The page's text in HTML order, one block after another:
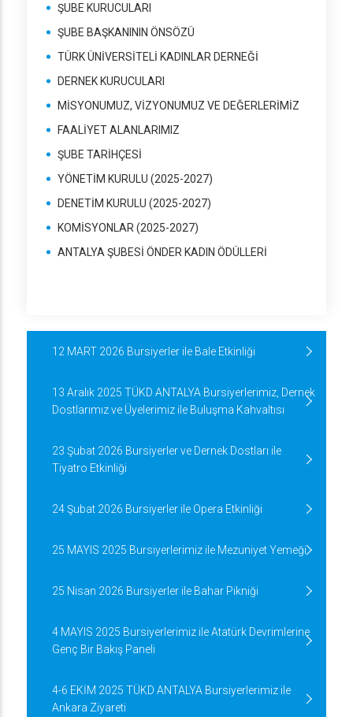
ŞUBE KURUCULARI
ŞUBE BAŞKANININ ÖNSÖZÜ
TÜRK ÜNİVERSİTELİ KADINLAR DERNEĞİ
DERNEK KURUCULARI
MİSYONUMUZ, VİZYONUMUZ VE DEĞERLERİMİZ
FAALİYET ALANLARIMIZ
ŞUBE TARİHÇESİ
YÖNETİM KURULU (2025-2027)
DENETİM KURULU (2025-2027)
KOMİSYONLAR (2025-2027)
ANTALYA ŞUBESİ ÖNDER KADIN ÖDÜLLERİ
12 MART 2026 Bursiyerler ile Bale Etkinliği
13 Aralık 2025 TÜKD ANTALYA Bursiyerlerimiz, Dernek
Dostlarımız ve Üyelerimiz ile Buluşma Kahvaltısı
23 Şubat 2026 Bursiyerler ve Dernek Dostları ile
Tiyatro Etkinliği
24 Şubat 2026 Bursiyerler ile Opera Etkinliği
25 MAYIS 2025 Bursiyerlerimiz ile Mezuniyet Yemeği
25 Nisan 2026 Bursiyerler ile Bahar Pikniği
4 MAYIS 2025 Bursiyerlerimiz ile Atatürk Devrimlerine
Genç Bir Bakış Paneli
4-6 EKİM 2025 TÜKD ANTALYA Bursiyerlerimiz ile
Ankara Ziyareti